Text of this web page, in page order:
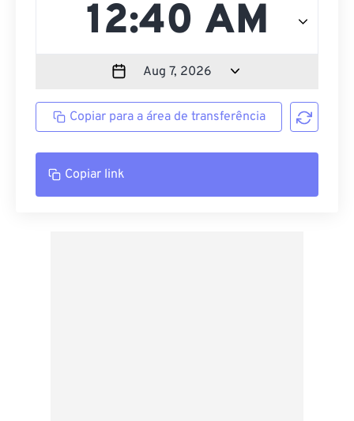
Copiar para a área de transferência
Copiar link